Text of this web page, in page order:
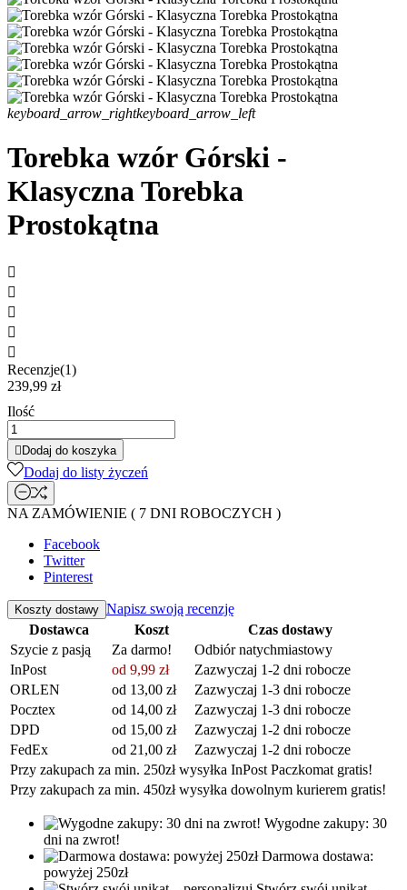
keyboard_arrow_rightkeyboard_arrow_left
Torebka wzór Górski -
Klasyczna Torebka
Prostokątna





Recenzje(1)
239,99 zł
Ilość
 Dodaj do koszyka
Dodaj do listy życzeń
NA ZAMÓWIENIE ( 7 DNI ROBOCZYCH )
Facebook
Twitter
Pinterest
Koszty dostawy Napisz swoją recenzję
Dostawca
Koszt
Czas dostawy
Szycie z pasją
Za darmo!
Odbiór natychmiastowy
InPost
od 9,99 zł
Zazwyczaj 1-2 dni robocze
ORLEN
od 13,00 zł
Zazwyczaj 1-3 dni robocze
Pocztex
od 14,00 zł
Zazwyczaj 1-3 dni robocze
DPD
od 15,00 zł
Zazwyczaj 1-2 dni robocze
FedEx
od 21,00 zł
Zazwyczaj 1-2 dni robocze
Przy zakupach za min. 250zł wysyłka InPost Paczkomat gratis!
Przy zakupach za min. 450zł wysyłka dowolnym kurierem gratis!
Wygodne zakupy: 30
dni na zwrot!
Darmowa dostawa:
powyżej 250zł